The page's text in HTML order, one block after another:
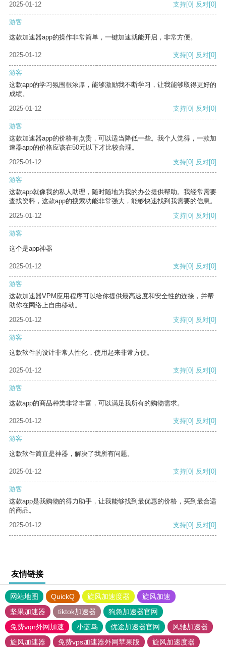
2025-01-12
支持[0] 反对[0]
游客
这款加速器app的操作非常简单，一键加速就能开启，非常方便。
2025-01-12 支持[0] 反对[0]
游客
这款app的学习氛围很浓厚，能够激励我不断学习，让我能够取得更好的
成绩。
2025-01-12
支持[0] 反对[0]
游客
这款加速器app的价格有点贵，可以适当降低一些。我个人觉得，一款加
速器app的价格应该在50元以下才比较合理。
2025-01-12
支持[0] 反对[0]
游客
这款app就像我的私人助理，随时随地为我的办公提供帮助。我经常需要
查找资料，这款app的搜索功能非常强大，能够快速找到我需要的信息。
2025-01-12
支持[0] 反对[0]
游客
这个是app神器
2025-01-12 支持[0] 反对[0]
游客
这款加速器VPM应用程序可以给你提供最高速度和安全性的连接，并帮
助你在网络上自由移动。
2025-01-12
支持[0] 反对[0]
游客
这款软件的设计非常人性化，使用起来非常方便。
2025-01-12 支持[0] 反对[0]
游客
这款app的商品种类非常丰富，可以满足我所有的购物需求。
2025-01-12 支持[0] 反对[0]
游客
这款软件简直是神器，解决了我所有问题。
2025-01-12 支持[0] 反对[0]
游客
这款app是我购物的得力助手，让我能够找到最优惠的价格，买到最合适
的商品。
2025-01-12
支持[0] 反对[0]
友情链接
网站地图 QuickQ 旋风加速度器
旋风加速
坚果加速器
tiktok加速器
狗急加速器官网
免费vqn外网加速
小蓝鸟 优途加速器官网
风驰加速器
旋风加速器
免费vps加速器外网苹果版 旋风加速度器